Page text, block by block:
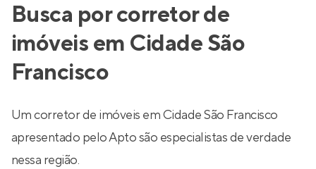
Busca por corretor de
imóveis em Cidade São
Francisco
Um corretor de imóveis em Cidade São Francisco
apresentado pelo Apto são especialistas de verdade
nessa região.